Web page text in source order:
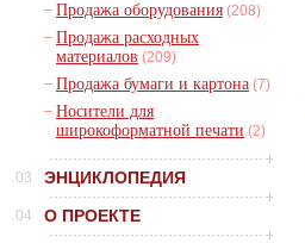
– Продажа оборудования (208)
– Продажа расходных
материалов (209)
– Продажа бумаги и картона (7)
– Носители для
широкоформатной печати (2)
.03 ЭНЦИКЛОПЕДИЯ
.04 О ПРОЕКТЕ